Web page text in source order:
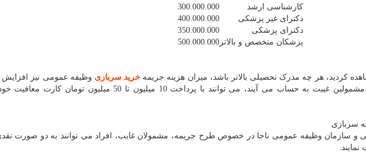
کارشناسی ارشد
300.000.000
دکترای غیر پزشکی
400.000.000
دکترای پزشکی
350.000.000
پزشکان متخصص و بالاتر 500.000.000
کردید، هر چه مدرک تحصیلی بالاتر باشد، میزان هزینه جریمه خرید سربازی وظیفه عمومی نیز افزایش
می کند. بنابراین افرادی که از مشمولین غیبت به حساب می آیند، می توانند با پرداخت 10 میلیون تا 50 میلیون تومان کارت
سربازی
و سازمان وظیفه عمومی ناجا در خصوص طرح جریمه، مشمولان غایب، افراد می توانند به دو صورت